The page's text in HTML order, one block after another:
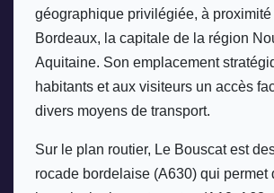
géographique privilégiée, à
Bordeaux, la capitale de la région
Aquitaine. Son emplacement
habitants et aux visiteurs un accès
divers moyens de transport.
Sur le plan routier, Le Bouscat est
rocade bordelaise (A630) qui permet